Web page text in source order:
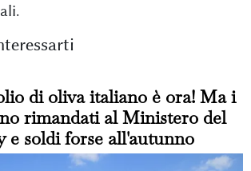
di oliva italiano è ora! Ma i
rimandati al Ministero del
e soldi forse all'autunno